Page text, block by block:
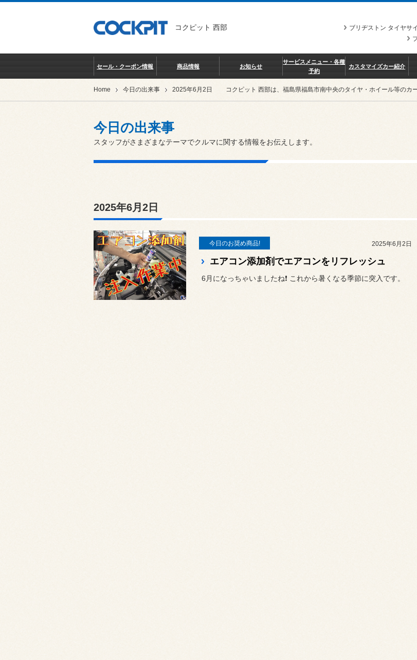
コクピット 西部
ブリヂストン タイヤサ
セール・クーポン情報 商品情報 お知らせ
サービスメニュー・各種
予約
カスタマイズカー紹介
Home 今日の出来事 2025年6月2日 コクピット 西部は、福島県福島市南中央のタイヤ・ホイール等のカ
今日の出来事
スタッフがさまざまなテーマでクルマに関する情報をお伝えします。
2025年6月2日
今日のお奨め商品! 2025年6月2日
エアコン添加剤でエアコンをリフレッシュ
6月になっちゃいましたね❗️ これから暑くなる季節に突入です。